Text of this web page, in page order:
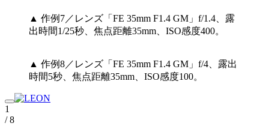
▲ 作例7／レンズ「FE 35mm F1.4 GM」f/1.4、露
出時間1/25秒、焦点距離35mm、ISO感度400。
▲ 作例8／レンズ「FE 35mm F1.4 GM」f/4、露出
時間5秒、焦点距離35mm、ISO感度100。
1
/ 8